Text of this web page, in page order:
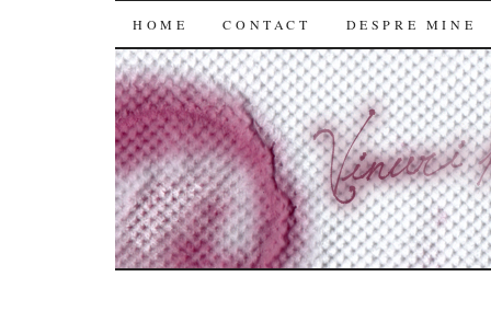
SKIP
TO
CONTENT
HOME CONTACT DESPRE MINE